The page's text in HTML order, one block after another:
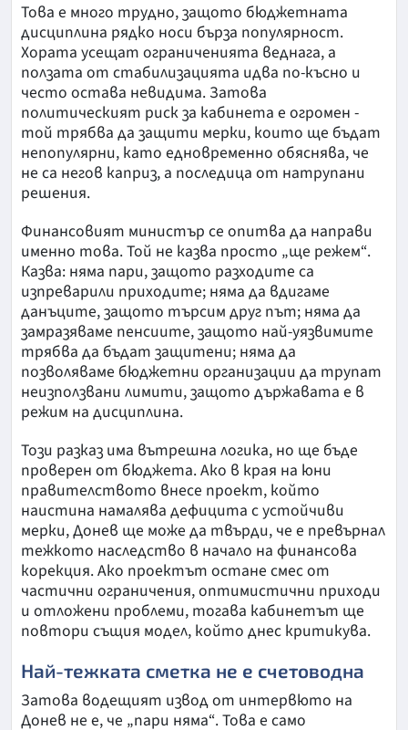
Това е много трудно, защото бюджетната
дисциплина рядко носи бърза популярност.
Хората усещат ограниченията веднага, а
ползата от стабилизацията идва по-късно и
често остава невидима. Затова
политическият риск за кабинета е огромен -
той трябва да защити мерки, които ще бъдат
непопулярни, като едновременно обяснява, че
не са негов каприз, а последица от натрупани
решения.
Финансовият министър се опитва да направи
именно това. Той не казва просто „ще режем“.
Казва: няма пари, защото разходите са
изпреварили приходите; няма да вдигаме
данъците, защото търсим друг път; няма да
замразяваме пенсиите, защото най-уязвимите
трябва да бъдат защитени; няма да
позволяваме бюджетни организации да трупат
неизползвани лимити, защото държавата е в
режим на дисциплина.
Този разказ има вътрешна логика, но ще бъде
проверен от бюджета. Ако в края на юни
правителството внесе проект, който
наистина намалява дефицита с устойчиви
мерки, Донев ще може да твърди, че е превърнал
тежкото наследство в начало на финансова
корекция. Ако проектът остане смес от
частични ограничения, оптимистични приходи
и отложени проблеми, тогава кабинетът ще
повтори същия модел, който днес критикува.
Най-тежката сметка не е счетоводна
Затова водещият извод от интервюто на
Донев не е, че „пари няма“. Това е само